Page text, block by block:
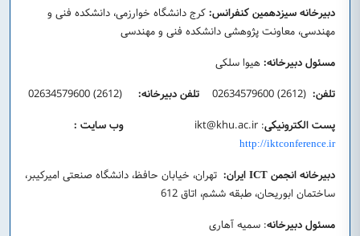
دبیرخانه سیزدهمین کنفرانس:کرج دانشگاه خوارزمی، دانشکده فنی و
مهندسی، معاونت پژوهشی دانشکده فنی و مهندسی
مسئول دبیرخانه:هیوا سلکی
تلفن: (2612) 02634579600 تلفن دبیرخانه: (2612) 02634579600
پست الکترونیکی:
ikt@khu.ac.ir وب سایت :
http://iktconference.ir
دبیرخانه انجمن ICT ایران: تهران، خیابان حافظ، دانشگاه صنعتی امیرکیبر،
ساختمان ابوریحان، طبقه ششم، اتاق 612
مسئول دبیرخانه: سمیه آهاری